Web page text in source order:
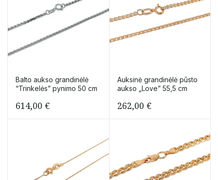
Balto aukso grandinėlė
“Trinkelės” pynimo 50 cm
614,00 €
Auksinė grandinėlė pūsto
aukso „Love” 55,5 cm
262,00 €